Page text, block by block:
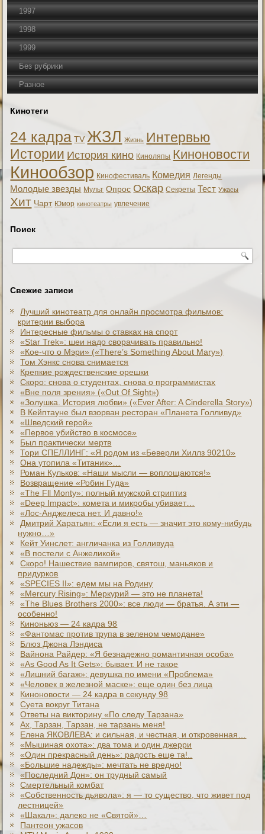
1997
1998
1999
Без рубрики
Разное
Кинотеги
24 кадра TV ЖЗЛ Жизнь Интервью
Истории История кино Киноляпы Киноновости
Кинообзор Кинофестиваль Комедия Легенды
Молодые звезды Мульт Опрос Оскар Секреты Тест Ужасы
Хит Чарт Юмор кинотеатры увлечение
Поиск
Свежие записи
Лучший кинотеатр для онлайн просмотра фильмов:
критерии выбора
Интересные фильмы о ставках на спорт
«Star Trek»: шеи надо сворачивать правильно!
«Кое-что о Мэри» («There’s Something About Mary»)
Том Хэнкс снова снимается
Крепкие рождественские орешки
Скоро: снова о студентах, снова о программистах
«Вне поля зрения» («Out Of Sight»)
«Золушка. История любви» («Ever After: A Cinderеlla Story»)
В Кейптауне был взорван ресторан «Планета Голливуд»
«Шведский герой»
«Первое убийство в космосе»
Был практически мертв
Тори СПЕЛЛИНГ: «Я родом из «Беверли Хиллз 90210»
Она утопила «Титаник»…
Роман Кульков: «Наши мысли — воплощаются!»
Возвращение «Робин Гуда»
«The Fll Monty»: полный мужской стриптиз
«Deep Impact»: комета и микробы убивает…
«Лос-Анджелеса нет. И давно!»
Дмитрий Харатьян: «Если я есть — значит это кому-нибудь
нужно…»
Кейт Уинслет: англичанка из Голливуда
«В постели с Анжеликой»
Скоро! Нашествие вампиров, святош, маньяков и
придурков
«SPECIES II»: едем мы на Родину
«Mercury Rising»: Меркурий — это не планета!
«The Blues Brothers 2000»: все люди — братья. А эти —
особенно!
Киноньюз — 24 кадра 98
«Фантомас против трупа в зеленом чемодане»
Блюз Джона Лэндиса
Вайнона Райдер: «Я безнадежно романтичная особа»
«As Good As It Gets»: бывает. И не такое
«Лишний багаж»: девушка по имени «Проблема»
«Человек в железной маске»: еще один без лица
Киноновости — 24 кадра в секунду 98
Суета вокруг Титана
Ответы на викторину «По следу Тарзана»
Ах, Тарзан, Тарзан, не тарзань меня!
Елена ЯКОВЛЕВА: и сильная, и честная, и откровенная…
«Мышиная охота»: два тома и один джерри
«Один прекрасный день»: радость еще та!..
«Большие надежды»: мечтать не вредно!
«Последний Дон»: он трудный самый
Смертельный комбат
«Собственность дьявола»: я — то существо, что живет под
лестницей»
«Шакал»: далеко не «Святой»…
Пантеон ужасов